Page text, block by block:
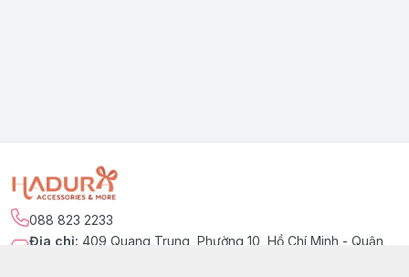
088 823 2233
Địa chỉ: 409 Quang Trung, Phường 10, Hồ Chí Minh - Quận